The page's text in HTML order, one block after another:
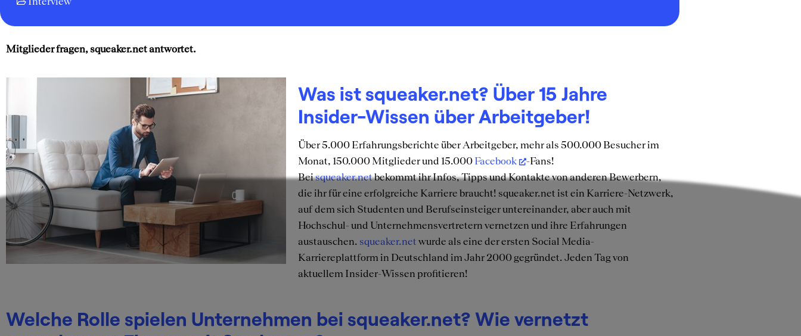
Mitglieder fragen, squeaker.net antwortet.
Was ist squeaker.net? Über 15 Jahre
Insider-Wissen über Arbeitgeber!
Über 5.000 Erfahrungsberichte über Arbeitgeber, mehr als 500.000 Besucher im
Monat, 150.000 Mitglieder und 15.000Facebook
-Fans!
Beisqueaker.netbekommt ihr Infos, Tipps und Kontakte von anderen Bewerbern,
die ihr für eine erfolgreiche Karriere braucht! squeaker.net ist ein Karriere-Netzwerk,
auf dem sich Studenten und Berufseinsteiger untereinander, aber auch mit
Hochschul- und Unternehmensvertretern vernetzen und ihre Erfahrungen
austauschen. squeaker.net wurde als eine der ersten Social Media-
Karriereplattform in Deutschland im Jahr 2000 gegründet. Jeden Tag von
aktuellem Insider-Wissen profitieren!
Welche Rolle spielen Unternehmen bei squeaker.net? Wie vernetzt